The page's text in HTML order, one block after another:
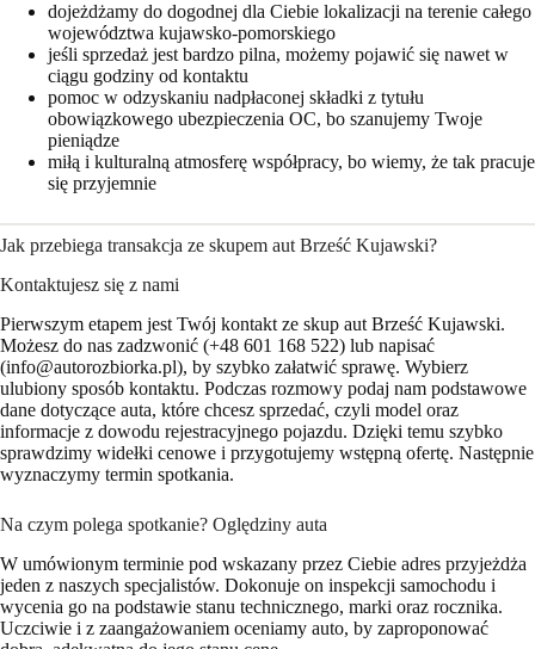
dojeżdżamy do dogodnej dla Ciebie lokalizacji na terenie całego
województwa kujawsko-pomorskiego
jeśli sprzedaż jest bardzo pilna, możemy pojawić się nawet w
ciągu godziny od kontaktu
pomoc w odzyskaniu nadpłaconej składki z tytułu
obowiązkowego ubezpieczenia OC, bo szanujemy Twoje
pieniądze
miłą i kulturalną atmosferę współpracy, bo wiemy, że tak pracuje
się przyjemnie
Jak przebiega transakcja ze skupem aut Brześć Kujawski?
Kontaktujesz się z nami
Pierwszym etapem jest Twój kontakt ze skup aut Brześć Kujawski.
Możesz do nas zadzwonić (+48 601 168 522) lub napisać
(info@autorozbiorka.pl), by szybko załatwić sprawę. Wybierz
ulubiony sposób kontaktu. Podczas rozmowy podaj nam podstawowe
dane dotyczące auta, które chcesz sprzedać, czyli model oraz
informacje z dowodu rejestracyjnego pojazdu. Dzięki temu szybko
sprawdzimy widełki cenowe i przygotujemy wstępną ofertę. Następnie
wyznaczymy termin spotkania.
Na czym polega spotkanie? Oględziny auta
W umówionym terminie pod wskazany przez Ciebie adres przyjeżdża
jeden z naszych specjalistów. Dokonuje on inspekcji samochodu i
wycenia go na podstawie stanu technicznego, marki oraz rocznika.
Uczciwie i z zaangażowaniem oceniamy auto, by zaproponować